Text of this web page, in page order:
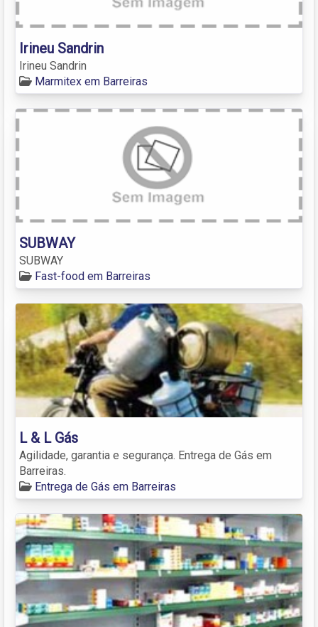
Irineu Sandrin
Irineu Sandrin
Marmitex em Barreiras
SUBWAY
SUBWAY
Fast-food em Barreiras
L & L Gás
Agilidade, garantia e segurança. Entrega de Gás em
Barreiras.
Entrega de Gás em Barreiras